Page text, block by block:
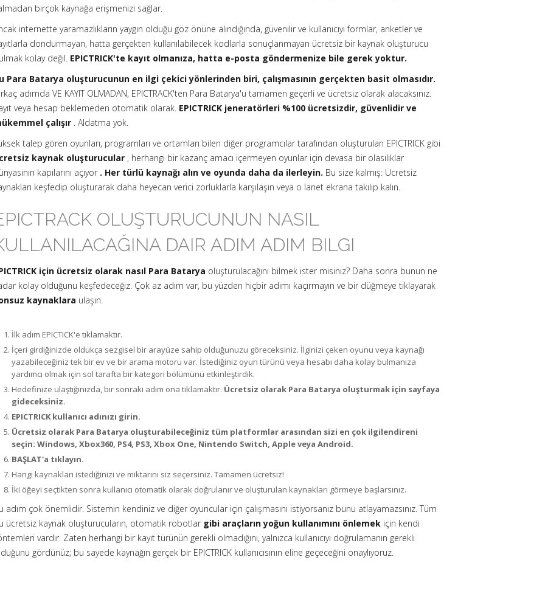
birçok kaynağa erişmenizi sağlar.
internette yaramazlıkların yaygın olduğu göz önüne alındığında, güvenilir ve kullanıcıyı formlar, anketler ve
dondurmayan, hatta gerçekten kullanılabilecek kodlarla sonuçlanmayan ücretsiz bir kaynak oluşturucu
kolay değil. EPICTRICK'te kayıt olmanıza, hatta e-posta göndermenize bile gerek yoktur.
Para Batarya oluşturucunun en ilgi çekici yönlerinden biri, çalışmasının gerçekten basit olmasıdır.
adımda VE KAYIT OLMADAN, EPICTRACK'ten Para Batarya'u tamamen geçerli ve ücretsiz olarak alacaksınız.
veya hesap beklemeden otomatik olarak. EPICTRICK jeneratörleri %100 ücretsizdir, güvenlidir ve
çalışır . Aldatma yok.
talep gören oyunları, programları ve ortamları bilen diğer programcılar tarafından oluşturulan EPICTRICK gibi
kaynak oluşturucular , herhangi bir kazanç amacı içermeyen oyunlar için devasa bir olasılıklar
kapılarını açıyor . Her türlü kaynağı alın ve oyunda daha da ilerleyin. Bu size kalmış: Ücretsiz
keşfedip oluşturarak daha heyecan verici zorluklarla karşılaşın veya o lanet ekrana takılıp kalın.
OLUŞTURUCUNUN NASIL
DAIR ADIM ADIM BILGI
için ücretsiz olarak nasıl Para Batarya oluşturulacağını bilmek ister misiniz? Daha sonra bunun ne
kolay olduğunu keşfedeceğiz. Çok az adım var, bu yüzden hiçbir adımı kaçırmayın ve bir düğmeye tıklayarak
kaynaklara ulaşın.
İlk adım EPICTICK'e tıklamaktır.
İçeri girdiğinizde oldukça sezgisel bir arayüze sahip olduğunuzu göreceksiniz. İlginizi çeken oyunu veya kaynağı
yazabileceğiniz tek bir ev ve bir arama motoru var. İstediğiniz oyun türünü veya hesabı daha kolay bulmanıza
yardımcı olmak için sol tarafta bir kategori bölümünü etkinleştirdik.
Hedefinize ulaştığınızda, bir sonraki adım ona tıklamaktır. Ücretsiz olarak Para Batarya oluşturmak için sayfaya
gideceksiniz.
EPICTRICK kullanıcı adınızı girin.
Ücretsiz olarak Para Batarya oluşturabileceğiniz tüm platformlar arasından sizi en çok ilgilendireni
seçin: Windows, Xbox360, PS4, PS3, Xbox One, Nintendo Switch, Apple veya Android.
BAŞLAT'a tıklayın.
Hangi kaynakları istediğinizi ve miktarını siz seçersiniz. Tamamen ücretsiz!
İki öğeyi seçtikten sonra kullanıcı otomatik olarak doğrulanır ve oluşturulan kaynakları görmeye başlarsınız.
adım çok önemlidir. Sistemin kendiniz ve diğer oyuncular için çalışmasını istiyorsanız bunu atlayamazsınız. Tüm
ücretsiz kaynak oluşturucuların, otomatik robotlar gibi araçların yoğun kullanımını önlemek için kendi
vardır. Zaten herhangi bir kayıt türünün gerekli olmadığını, yalnızca kullanıcıyı doğrulamanın gerekli
gördünüz; bu sayede kaynağın gerçek bir EPICTRICK kullanıcısının eline geçeceğini onaylıyoruz.